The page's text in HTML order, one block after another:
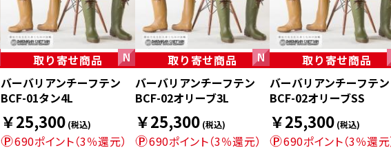
取り寄せ商品
バーバリアンチーフテン
BCF-01タン4L
￥25,300 (税込)
690ポイント（3％還元）
取り寄せ商品
バーバリアンチーフテン
BCF-02オリーブ3L
￥25,300 (税込)
690ポイント（3％還元）
取り寄せ商品
バーバリアンチーフテン
BCF-02オリーブSS
￥25,300 (税込)
690ポイント（3％還元